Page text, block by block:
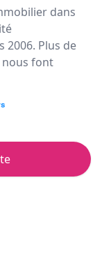
dans
2006. Plus de
nous font